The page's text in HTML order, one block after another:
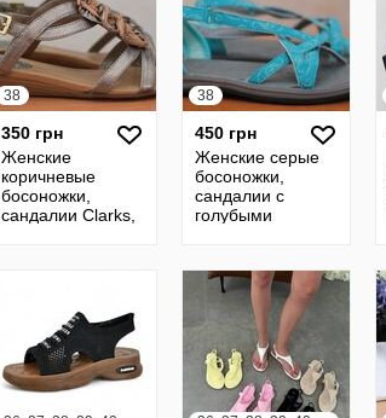
38
350 грн
Женские
коричневые
босоножки,
сандалии Clarks,
38
450 грн
Женские серые
босоножки,
сандалии с
голубыми
Оригинал